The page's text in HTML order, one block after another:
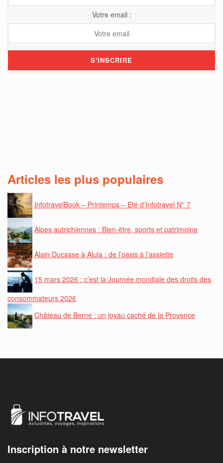
Votre email :
Articles les plus populaires
InfotravelBook – Printemps – Eté d’Infotravel N° 7
Alpes autrichiennes : Bien-être, sports et patrimoine
Alain Ducasse à Alula : de l’oasis à l’assiette
15 mars 2026 : c’est la Journée mondiale des droits des
consommateurs 2026
Château de Berne : un joyau caché de la Provence
Inscription à notre newsletter